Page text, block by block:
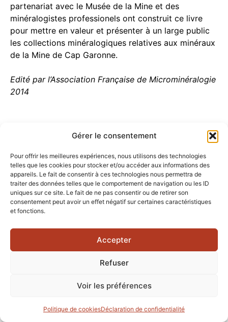
Gérer le consentement
Pour offrir les meilleures expériences, nous utilisons des technologies
telles que les cookies pour stocker et/ou accéder aux informations des
appareils. Le fait de consentir à ces technologies nous permettra de
traiter des données telles que le comportement de navigation ou les ID
uniques sur ce site. Le fait de ne pas consentir ou de retirer son
consentement peut avoir un effet négatif sur certaines caractéristiques
et fonctions.
Accepter
Refuser
Voir les préférences
Politique de cookiesDéclaration de confidentialité
partenariat avec le Musée de la Mine et des
minéralogistes professionels ont construit ce livre
pour mettre en valeur et présenter à un large public
les collections minéralogiques relatives aux minéraux
de la Mine de Cap Garonne.
Edité par l’Association Française de Microminéralogie
2014